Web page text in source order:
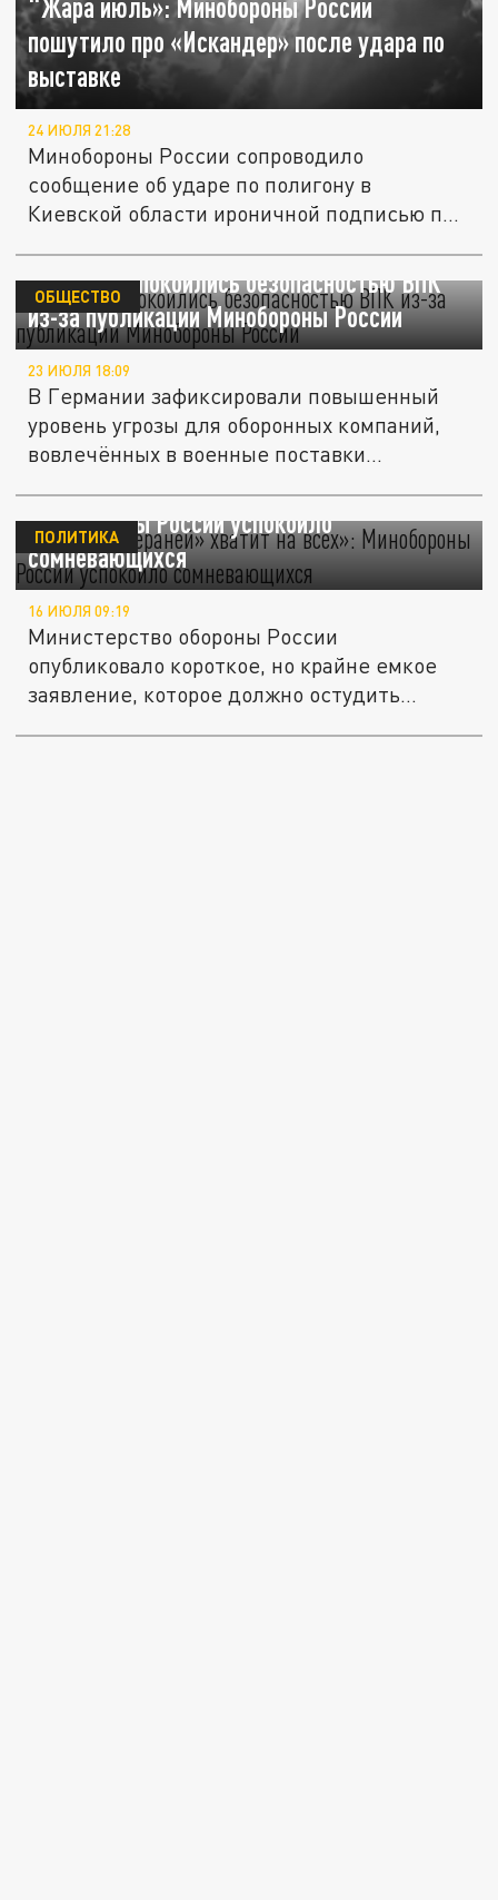
"Жара июль»: Минобороны России
пошутило про «Искандер» после удара по
выставке
24 ИЮЛЯ 21:28
Минобороны России сопроводило
сообщение об ударе по полигону в
Киевской области ироничной подписью про
В ФРГ обеспокоились безопасностью ВПК
из-за публикации Минобороны России
ОБЩЕСТВО
23 ИЮЛЯ 18:09
В Германии зафиксировали повышенный
уровень угрозы для оборонных компаний,
вовлечённых в военные поставки...
«Ракет и «Гераней» хватит на всех»:
Минобороны России успокоило
сомневающихся
ПОЛИТИКА
16 ИЮЛЯ 09:19
Министерство обороны России
опубликовало короткое, но крайне емкое
заявление, которое должно остудить